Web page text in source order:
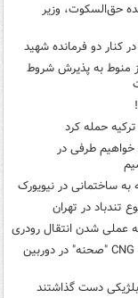
حق‌السکوت، وزیر
کنار دو فرمانده شهید
منوط به پذیرش شروط
حمله کرد
خواهیم طرفی در
ساختمانی در نیویورک
تندباد در تهران
عملی شدن انتقال رودری
لحظه انفجار جایگاه CNG "صحنه" در دوربین
دست گذاشتند